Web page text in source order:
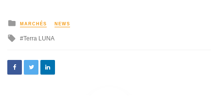
MARCHÉS NEWS
Terra LUNA